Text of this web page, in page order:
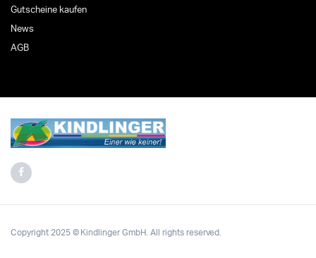
Gutscheine kaufen
News
AGB
Copyright 2025 © Kindlinger GmbH. All rights reserved.